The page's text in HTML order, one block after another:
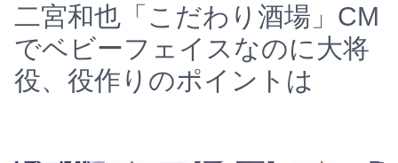
二宮和也「こだわり酒場」CM
でベビーフェイスなのに大将
役、役作りのポイントは